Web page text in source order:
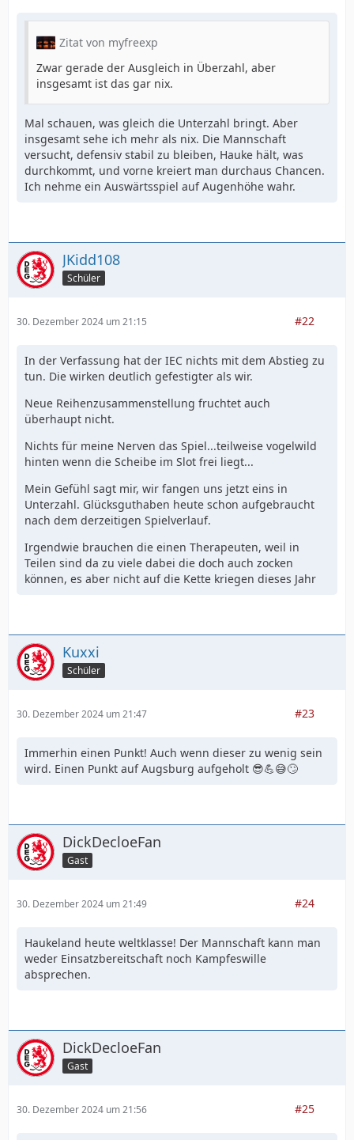
Zitat von myfreexp
Zwar gerade der Ausgleich in Überzahl, aber
insgesamt ist das gar nix.
Mal schauen, was gleich die Unterzahl bringt. Aber
insgesamt sehe ich mehr als nix. Die Mannschaft
versucht, defensiv stabil zu bleiben, Hauke hält, was
durchkommt, und vorne kreiert man durchaus Chancen.
Ich nehme ein Auswärtsspiel auf Augenhöhe wahr.
JKidd108
Schüler
30. Dezember 2024 um 21:15 #22
In der Verfassung hat der IEC nichts mit dem Abstieg zu
tun. Die wirken deutlich gefestigter als wir.
Neue Reihenzusammenstellung fruchtet auch
überhaupt nicht.
Nichts für meine Nerven das Spiel...teilweise vogelwild
hinten wenn die Scheibe im Slot frei liegt...
Mein Gefühl sagt mir, wir fangen uns jetzt eins in
Unterzahl. Glücksguthaben heute schon aufgebraucht
nach dem derzeitigen Spielverlauf.
Irgendwie brauchen die einen Therapeuten, weil in
Teilen sind da zu viele dabei die doch auch zocken
können, es aber nicht auf die Kette kriegen dieses Jahr
Kuxxi
Schüler
30. Dezember 2024 um 21:47 #23
Immerhin einen Punkt! Auch wenn dieser zu wenig sein
wird. Einen Punkt auf Augsburg aufgeholt 😎💪😅🙄
DickDecloeFan
Gast
30. Dezember 2024 um 21:49 #24
Haukeland heute weltklasse! Der Mannschaft kann man
weder Einsatzbereitschaft noch Kampfeswille
absprechen.
DickDecloeFan
Gast
30. Dezember 2024 um 21:56 #25